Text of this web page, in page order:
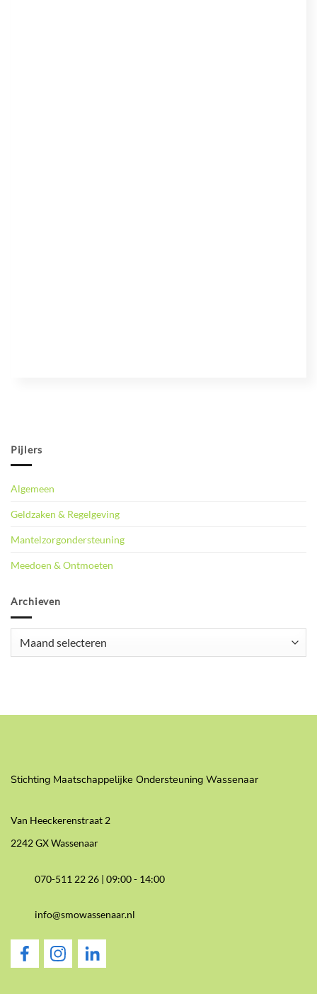
Pijlers
Algemeen
Geldzaken & Regelgeving
Mantelzorgondersteuning
Meedoen & Ontmoeten
Archieven
Stichting Maatschappelijke Ondersteuning Wassenaar
Van Heeckerenstraat 2
2242 GX Wassenaar
070-511 22 26 |09:00 - 14:00
info@smowassenaar.nl